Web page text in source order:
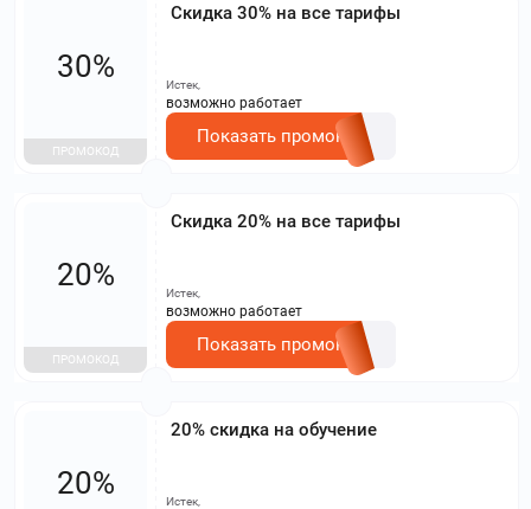
Скидка 30% на все тарифы
30%
ПРОМОКОД
Истек,
возможно работает
Показать промокод
Скидка 20% на все тарифы
20%
ПРОМОКОД
Истек,
возможно работает
Показать промокод
20% скидка на обучение
20%
Истек,